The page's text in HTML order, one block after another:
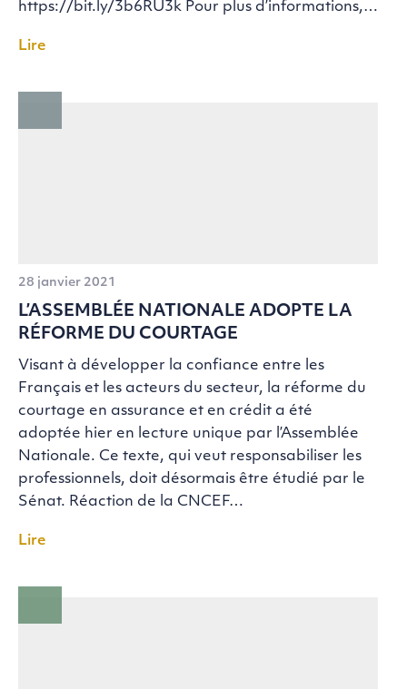
https://bit.ly/3b6RU3k Pour plus d’informations,…
Lire
28 janvier 2021
L’ASSEMBLÉE NATIONALE ADOPTE LA
RÉFORME DU COURTAGE
Visant à développer la confiance entre les
Français et les acteurs du secteur, la réforme du
courtage en assurance et en crédit a été
adoptée hier en lecture unique par l’Assemblée
Nationale. Ce texte, qui veut responsabiliser les
professionnels, doit désormais être étudié par le
Sénat. Réaction de la CNCEF…
Lire